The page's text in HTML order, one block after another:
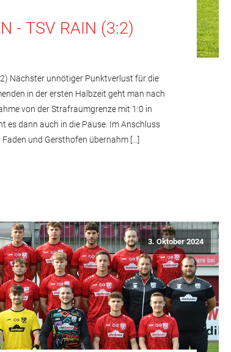
- TSV RAIN (3:2)
Nächster unnötiger Punktverlust für die
in der ersten Halbzeit geht man nach
von der Strafraumgrenze mit 1:0 in
es dann auch in die Pause. Im Anschluss
und Gersthofen übernahm […]
3. Oktober 2024